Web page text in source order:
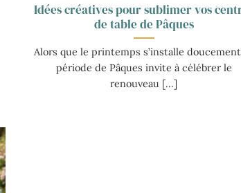
Idées créatives pour sublimer vos
de table de Pâques
Alors que le printemps s’installe
période de Pâques invite à célébrer le
renouveau [...]